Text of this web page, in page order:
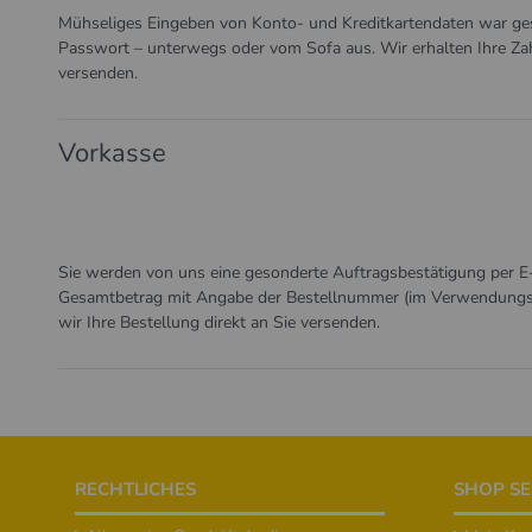
Mühseliges Eingeben von Konto- und Kreditkartendaten war
Passwort – unterwegs oder vom Sofa aus. Wir erhalten Ihre
versenden.
Vorkasse
Sie werden von uns eine gesonderte Auftragsbestätigung per
Gesamtbetrag mit Angabe der Bestellnummer (im
wir Ihre Bestellung direkt an Sie versenden.
RECHTLICHES SHOP